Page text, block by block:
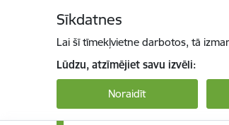
Sīkdatnes
Lai šī tīmekļvietne darbotos, tā
Lūdzu, atzīmējiet savu izvēli:
Noraidīt